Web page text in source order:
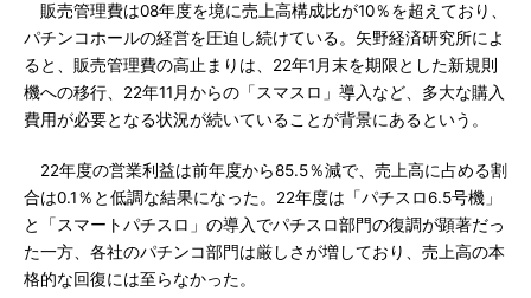
販売管理費は08年度を境に売上高構成比が10％を超えており、
パチンコホールの経営を圧迫し続けている。矢野経済研究所によ
ると、販売管理費の高止まりは、22年1月末を期限とした新規則
機への移行、22年11月からの「スマスロ」導入など、多大な購入
費用が必要となる状況が続いていることが背景にあるという。
22年度の営業利益は前年度から85.5％減で、売上高に占める割
合は0.1％と低調な結果になった。22年度は「パチスロ6.5号機」
と「スマートパチスロ」の導入でパチスロ部門の復調が顕著だっ
た一方、各社のパチンコ部門は厳しさが増しており、売上高の本
格的な回復には至らなかった。